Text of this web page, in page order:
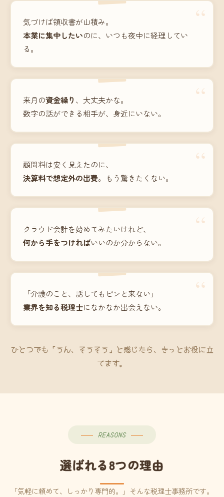
“
気づけば領収書が山積み。
本業に集中したいのに、いつも夜中に経理してい
る。
“
来月の資金繰り 、大丈夫かな。
数字の話ができる相手が、身近にいない。
“
顧問料は安く見えたのに、
決算料で想定外の出費。もう驚きたくない。
“
クラウド会計を始めてみたいけれど、
何から手をつければいいのか分からない。
“
「介護のこと、話してもピンと来ない」
業界を知る税理士になかなか出会えない。
ひとつでも「うん、そうそう」と感じたら、きっとお役に立
てます。
REASONS
選ばれる8つの理由
「気軽に頼めて、しっかり専門的。」そんな税理士事務所です。